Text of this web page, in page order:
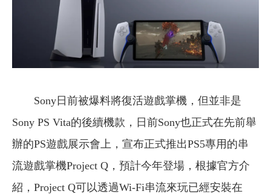
Sony日前被爆料將復活遊戲掌機，但並非是
Sony PS Vita的後續機款，日前Sony也正式在先前舉
辦的PS遊戲展示會上，宣布正式推出PS5專用的串
流遊戲掌機Project Q，預計今年登場，根據官方介
紹，Project Q可以透過Wi-Fi串流來玩已經安裝在